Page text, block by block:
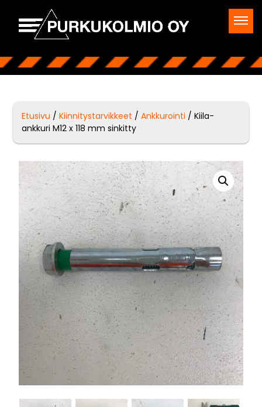
Etusivu /Kiinnitystarvikkeet /Ankkurointi / Kiila-
ankkuri M12 x 118 mm sinkitty